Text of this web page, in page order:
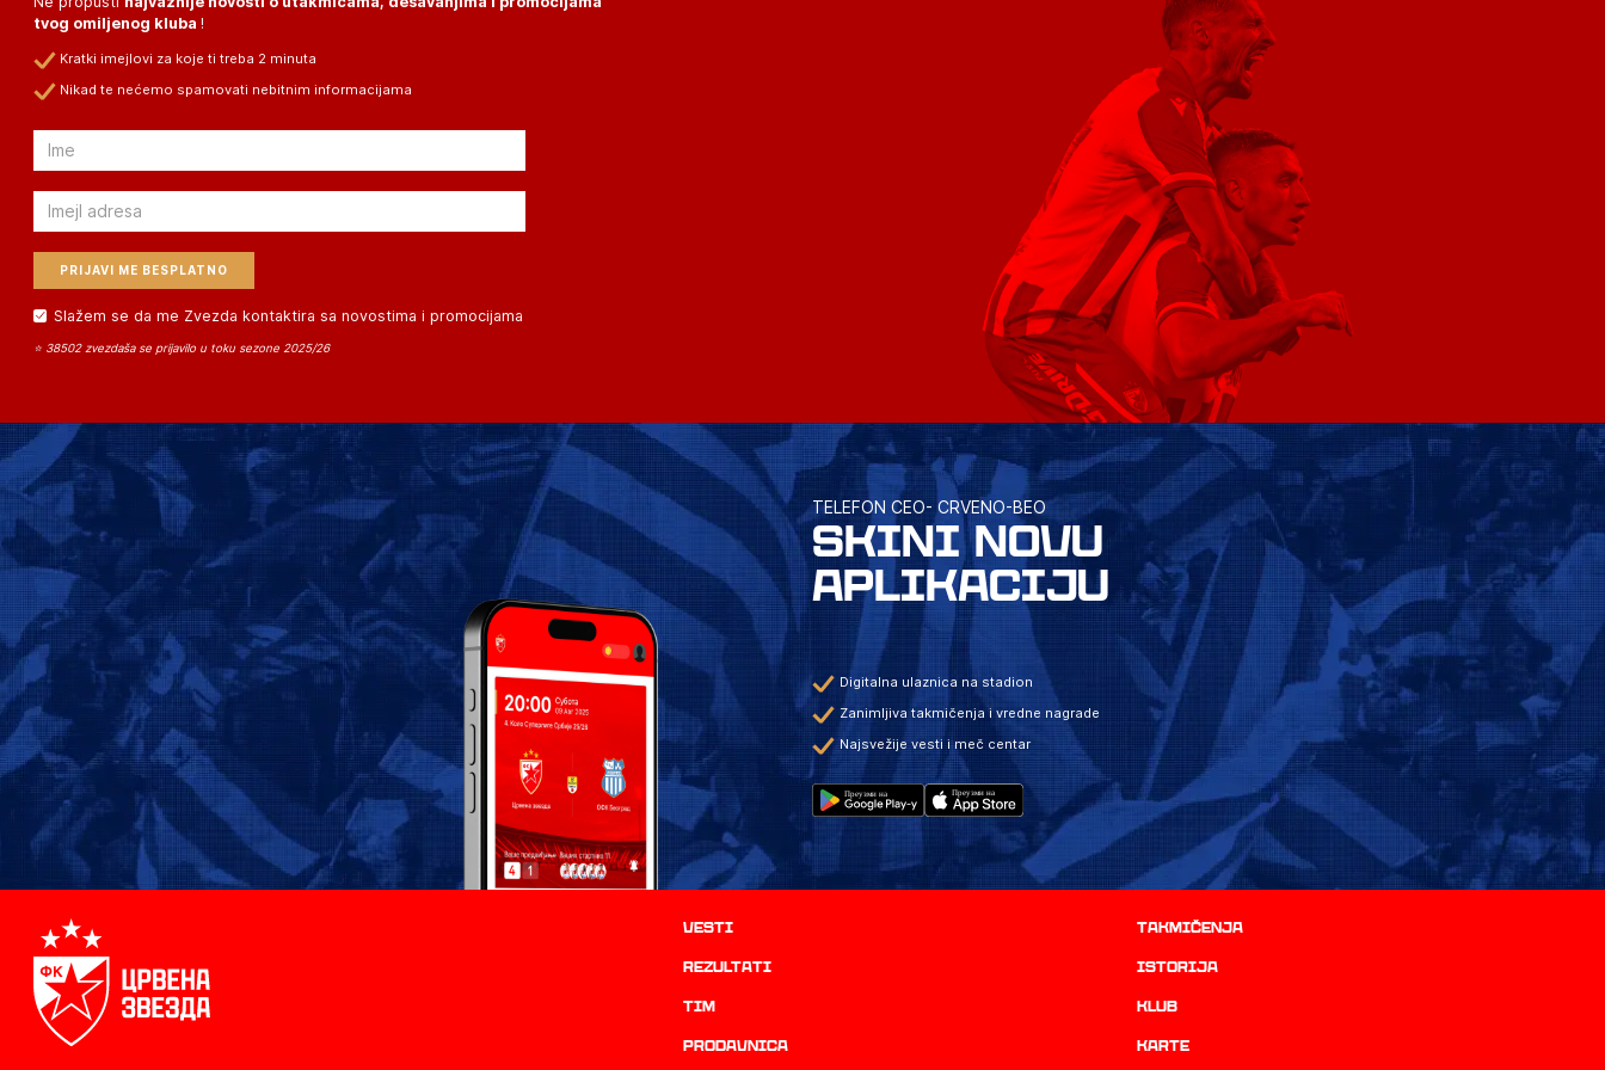
tvog omiljenog kluba !
Kratki imejlovi za koje ti treba 2 minuta
Nikad te nećemo spamovati nebitnim informacijama
Email
Email
Slažem se da me Zvezda kontaktira sa novostima i promocijama
⭐ 38502 zvezdaša se prijavilo u toku sezone 2025/26
TELEFON CEO- CRVENO-BEO
SKINI NOVU
APLIKACIJU
Digitalna ulaznica na stadion
Zanimljiva takmičenja i vredne nagrade
Najsvežije vesti i meč centar
Vesti Takmičenja
rezultati istorija
TIM Klub
prodavnica Karte